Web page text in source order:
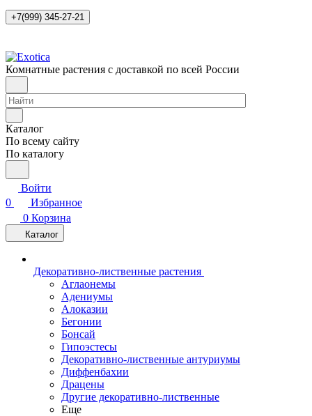
+7(999) 345-27-21
Комнатные растения с доставкой по всей России
Каталог
По всему сайту
По каталогу
Войти
0
Избранное
0 Корзина
Каталог
Декоративно-лиственные растения
Аглаонемы
Адениумы
Алоказии
Бегонии
Бонсай
Гипоэстесы
Декоративно-лиственные антуриумы
Диффенбахии
Драцены
Другие декоративно-лиственные
Еще